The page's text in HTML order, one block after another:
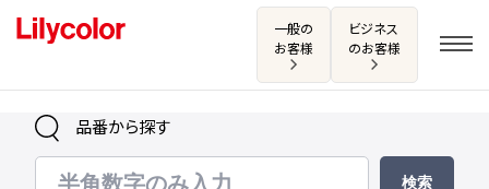
一般の
お客様
ビジネス
のお客様
ログイン・新規会員登録
品番から探す